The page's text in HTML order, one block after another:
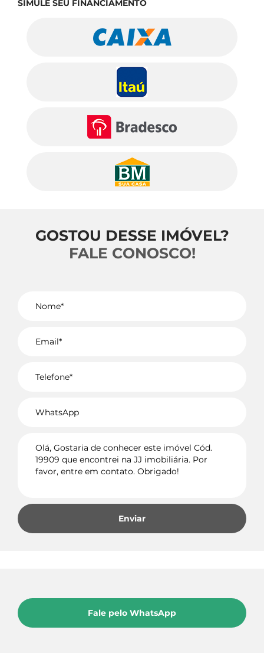
SIMULE SEU FINANCIAMENTO
GOSTOU DESSE IMÓVEL?
FALE CONOSCO!
Enviar
Fale pelo WhatsApp